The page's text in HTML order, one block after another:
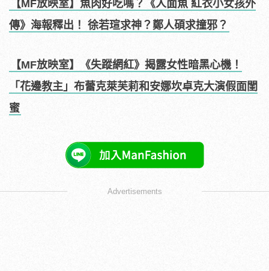
【MF放映室】魚肉好吃嗎？《人面魚 紅衣小女孩外
傳》海報釋出！ 徐若瑄求神？鄭人碩求撞邪？
【MF放映室】《失蹤網紅》揭露女性暗黑心機！
「花邊教主」布蕾克萊芙莉和安娜坎卓克大演假面閨
蜜
Advertisements